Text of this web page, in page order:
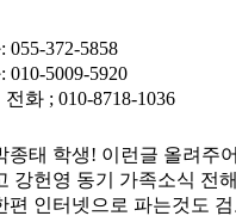
372-5858
5009-5920
화 ; 010-8718-1036
종태 학생! 이런글 올려주
강헌영 동기 가족소식 전
편 인터넷으로 파는것도